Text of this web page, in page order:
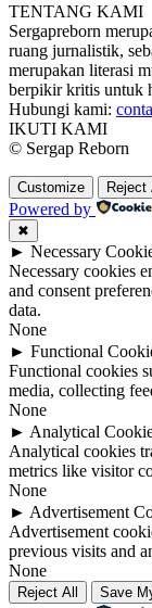
TENTANG KAMI
Sergapreborn
ruang jurnalistik,
merupakan literasi
berpikir kritis untuk
Hubungi kami:
IKUTI KAMI
© Sergap Reborn
Customize Reject
Powered by
✖
► Necessary
Necessary cookies
and consent
data.
None
► Functional
Functional cookies
media, collecting
None
► Analytical
Analytical cookies
metrics like visitor
None
► Advertisement
Advertisement
previous visits and
None
Reject All Save